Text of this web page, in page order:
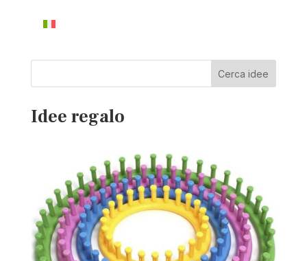
Cerca idee
Idee regalo